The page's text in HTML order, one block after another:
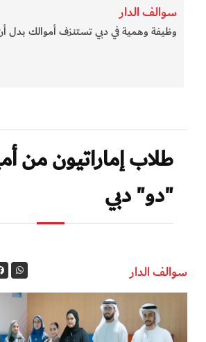
سوالف الدار
وظيفة وهمية في دبي تستنزف أموالك بدل
طلاب إماراتيون من
"دو" دبي
سوالف الدار